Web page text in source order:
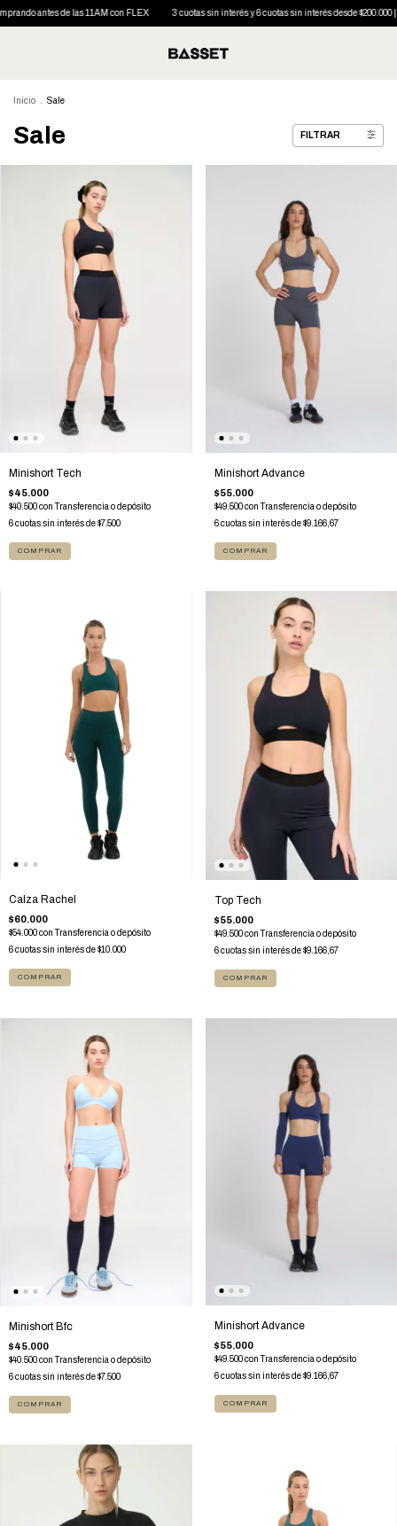
11AM con FLEX 3 cuotas sin interés y 6 cuotas sin interés desde $200.000 | 10% OFF con
Inicio Sale
Sale FILTRAR
Minishort Tech
$45.000
$40.500con
Transferencia o depósito
6cuotas sin interés de$7.500
COMPRAR
Minishort Advance
$55.000
$49.500con Transferencia o depósito
6 cuotas sin interés de$9.166,67
COMPRAR
Calza Rachel
$60.000
$54.000con Transferencia o depósito
6cuotas sin interés de$10.000
COMPRAR
Top Tech
$55.000
$49.500con Transferencia o depósito
6 cuotas sin interés de$9.166,67
COMPRAR
Minishort Bfc
$45.000
$40.500con Transferencia o depósito
6cuotas sin interés de$7.500
COMPRAR
Minishort Advance
$55.000
$49.500con
Transferencia o depósito
6 cuotas sin interés de$9.166,67
COMPRAR